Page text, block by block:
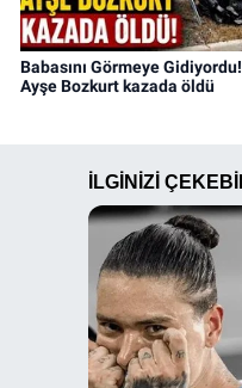
Babasını Görmeye Gidiyordu!
Ayşe Bozkurt kazada öldü